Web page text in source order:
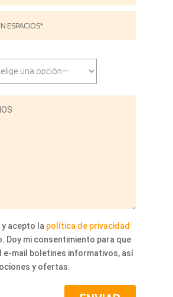
y acepto la política de privacidad
Doy mi consentimiento para que
e-mail boletines informativos, así
y ofertas.